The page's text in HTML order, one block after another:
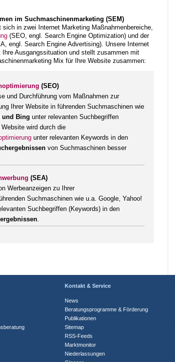
im Suchmaschinenmarketing (SEM)
in zwei Internet Marketing Maßnahmenbereiche,
(SEO, engl. Search Engine Optimization) und der
engl. Search Engine Advertising). Unsere Internet
Ihre Ausgangssituation und stellt zusammen mit
Mix für Ihre Website zusammen:
(SEO)
und Durchführung vom Maßnahmen zur
Ihrer Website in führenden Suchmaschinen wie
und Bing unter relevanten Suchbegriffen
wird durch die
unter relevanten Keywords in den
von Suchmaschinen besser
(SEA)
Werbeanzeigen zu Ihrer
Suchmaschinen wie u.a. Google, Yahoo!
Suchbegriffen (Keywords) in den
Kontakt & Service
News
Beratungsprogramme & Förderung
Publikationen
Sitemap
RSS-Feeds
Marktmonitor
Niederlassungen